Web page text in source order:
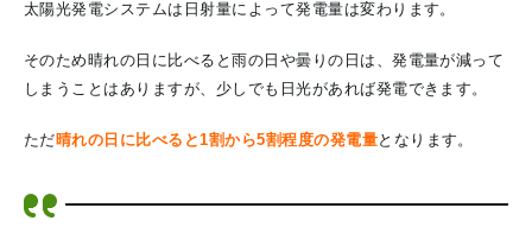
太陽光発電システムは日射量によって発電量は変わります。
そのため晴れの日に比べると雨の日や曇りの日は、発電量が減って
しまうことはありますが、少しでも日光があれば発電できます。
ただ晴れの日に比べると1割から5割程度の発電量となります。